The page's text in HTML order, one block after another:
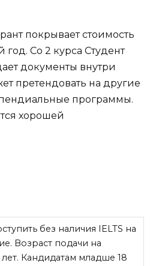
покрывает стоимость
Со 2 курса Студент
документы внутри
претендовать на другие
программы.
хорошей
без наличия IELTS на
Возраст подачи на
Кандидатам младше 18